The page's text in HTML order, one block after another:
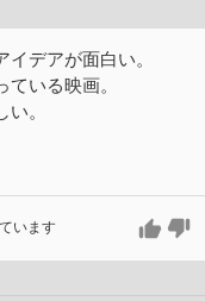
デアが面白い。
いる映画。
。
います